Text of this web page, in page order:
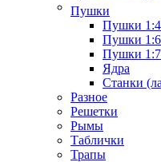
Пушки
Пушки
Пушки
Пушки
Ядра
Станки
Разное
Решетки
Рымы
Таблички
Трапы